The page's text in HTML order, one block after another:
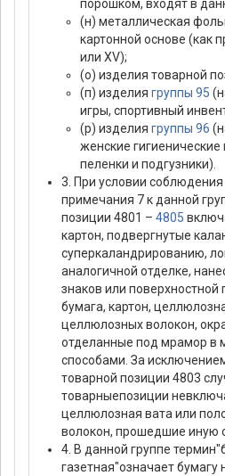
порошком, входят в
(н) металлическая
картонной основе (как
или XV);
(о) изделия товарной
(п) изделия группы 95
игры, спортивный
(р) изделия группы 96
женские
пеленки и подгузники).
3. При условии
примечания 7 к данной
позиции 4801 – 4805
картон, подвергнутые
суперкаландрированию,
аналогичной отделке,
знаков или поверхностной
бумага, картон,
целлюлозных волокон,
отделанные под мрамор в
способами. За
товарной позиции 4803
товарныепозиции
целлюлозная вата или
волокон, прошедшие иную
4. В данной группе
газетная"означает